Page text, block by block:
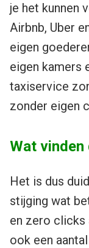
je het kunnen
Airbnb, Uber
eigen
eigen kamers
taxiservice
zonder eigen
Wat vinden
Het is dus
stijging wat
en zero clicks
ook een